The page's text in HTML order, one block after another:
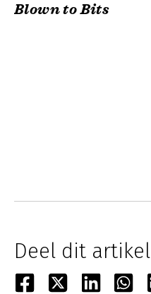
Blown to Bits
Deel dit artikel